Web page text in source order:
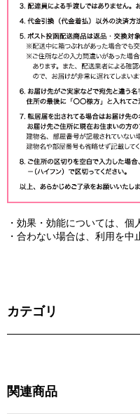
・効果・効能については、個
・合わない場合は、利用を
カテゴリ
関連商品